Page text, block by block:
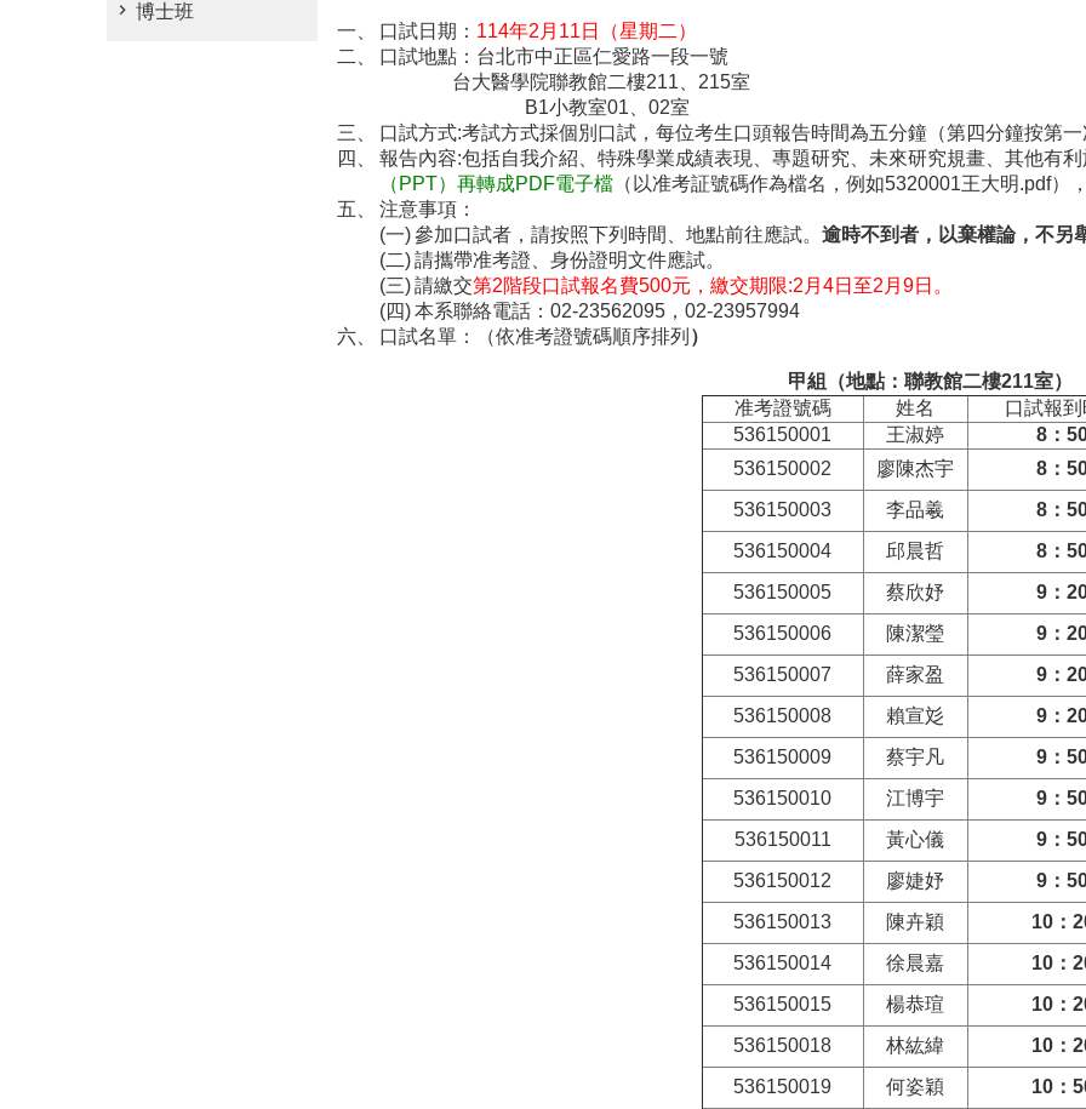
博士班
口試日期： 114年2月11日（星期二）
口試地點：台北市中正區仁愛路一段一號
台大醫學院聯教館二樓211、215室
B1小教室01、02室
口試方式:考試方式採個別口試，每位考生口頭報告時間為五分鐘（第四分鐘按第
報告內容:包括自我介紹、特殊學業成績表現、專題研究、未來研究規畫、其他有利
（PPT）再轉成PDF電子檔 （以准考証號碼作為檔名，例如5320001王大明.pdf）
注意事項：
參加口試者，請按照下列時間、地點前往應試。 逾時不到者，以棄權論，不另
請攜帶准考證、身份證明文件應試。
請繳交第2階段口試報名費500元，繳交期限:2月4日至2月9日。
本系聯絡電話：02-23562095，02-23957994
口試名單：（依准考證號碼順序排列 ）
甲組（地點： 聯教館二樓211室）
准考證號碼
姓名
口試報到
536150001
王淑婷 8 ：
536150002
廖陳杰宇 8 ：
536150003
李品羲 8 ：
536150004
邱晨哲 8 ：
536150005
蔡欣妤 9 ：
536150006
陳潔瑩 9 ：
536150007
薛家盈 9 ：
536150008
賴宣彣 9 ：
536150009
蔡宇凡 9 ：
536150010
江博宇 9 ：
536150011
黃心儀 9 ：
536150012
廖婕妤 9 ：
536150013
陳卉穎 10：
536150014
徐晨嘉 10：
536150015
楊恭瑄 10：
536150018
林紘緯 10：
536150019
何姿穎 10：